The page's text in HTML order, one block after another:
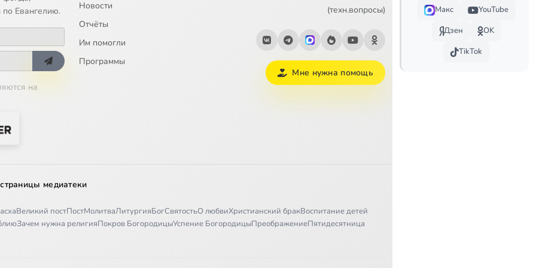
1:57
мёд 6:42
4:28
0:37
Евангелию.
на
Новости
Отчёты
Им помогли
Программы
(техн.вопросы)
Мне нужна помощь
медиатеки
Великий постПостМолитваЛитургияБогСвятостьО любвиХристианский бракВоспитание детей
Зачем нужна религияПокров БогородицыУспение БогородицыПреображениеПятидесятница
Макс
YouTube
Дзен
OK
TikTok